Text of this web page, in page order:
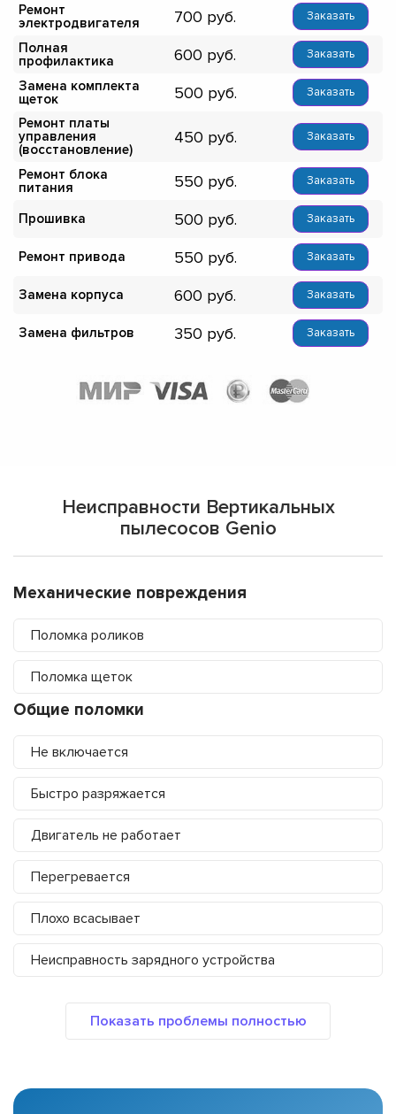
Ремонт
электродвигателя
700 Заказать
Полная
профилактика
600 Заказать
Замена комплекта
щеток
500 Заказать
Ремонт платы
управления
(восстановление)
450 Заказать
Ремонт блока
питания
550 Заказать
Прошивка 500 Заказать
Ремонт привода 550 Заказать
Замена корпуса 600 Заказать
Замена фильтров 350 Заказать
Неисправности Вертикальных
пылесосов Genio
Механические повреждения
Поломка роликов
Поломка щеток
Общие поломки
Не включается
Быстро разряжается
Двигатель не работает
Перегревается
Плохо всасывает
Неисправность зарядного устройства